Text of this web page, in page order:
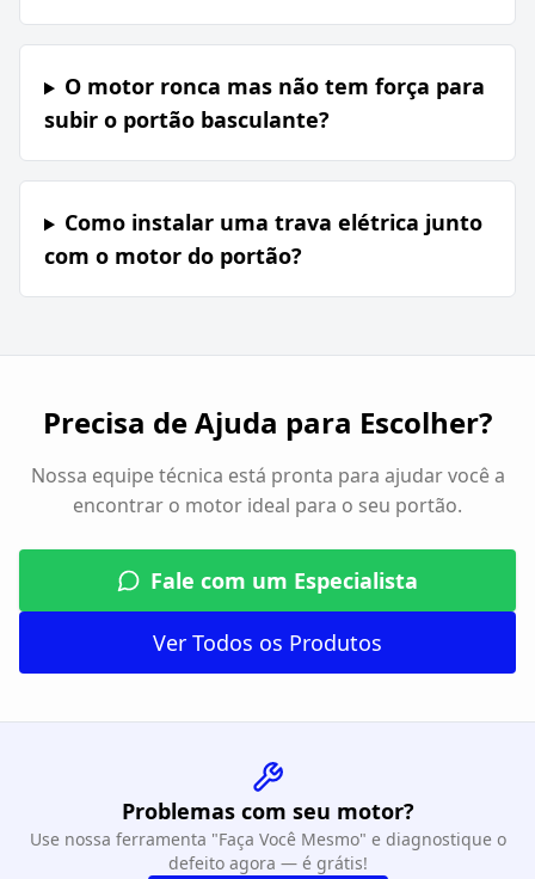
O motor ronca mas não tem força para
subir o portão basculante?
Como instalar uma trava elétrica junto
com o motor do portão?
Precisa de Ajuda para Escolher?
Nossa equipe técnica está pronta para ajudar você a
encontrar o motor ideal para o seu portão.
Fale com um Especialista
Ver Todos os Produtos
Problemas com seu motor?
Use nossa ferramenta "Faça Você Mesmo" e diagnostique o
defeito agora — é grátis!